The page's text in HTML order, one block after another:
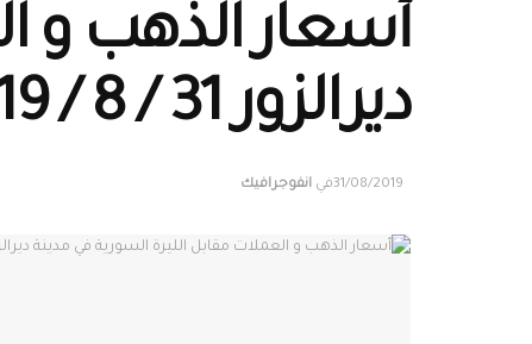
أسعار الذهب و
ديرالزور 31 / 8 / 2019
31/08/2019في انفوجرافيك